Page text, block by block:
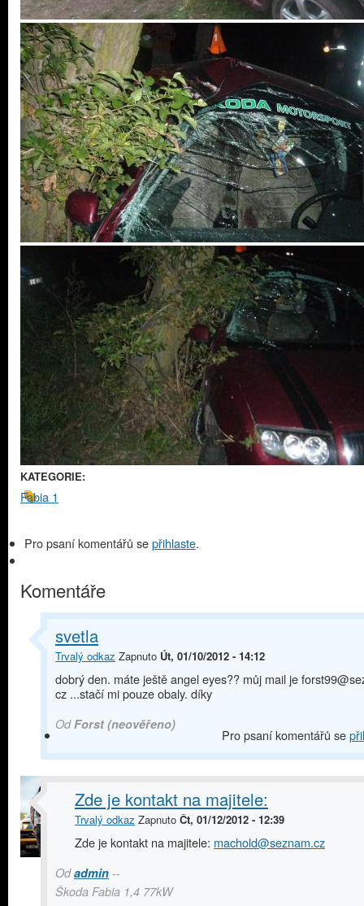
KATEGORIE:
Fabia 1
Pro psaní komentářů sepřihlaste.
Komentáře
svetla
Trvalý odkaz Zapnuto Út, 01/10/2012 - 14:12
dobrý den. máte ještě angel eyes?? můj mail je
cz ...stačí mi pouze obaly. díky
OdForst (neověřeno)
Pro psaní komentářů se
Zde je kontakt na majitele:
Trvalý odkaz Zapnuto Čt, 01/12/2012 - 12:39
Zde je kontakt na majitele: machold@seznam.cz
Odadmin --
Škoda Fabia 1,4 77kW